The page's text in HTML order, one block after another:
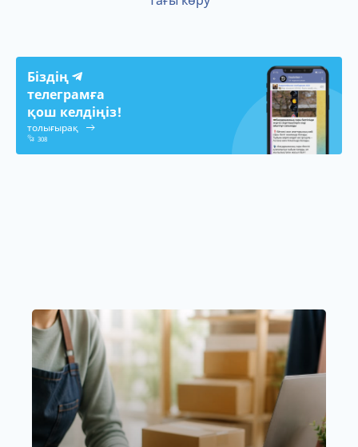
Біздің
телеграмға
қош келдіңіз!
толығырақ
308